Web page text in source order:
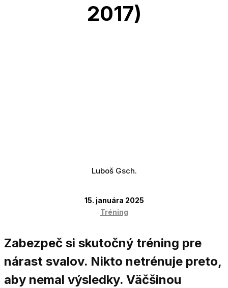
2017)
Luboš Gsch.
15. januára 2025
Tréning
Zabezpeč si skutočný tréning pre
nárast svalov. Nikto netrénuje preto,
aby nemal výsledky. Väčšinou